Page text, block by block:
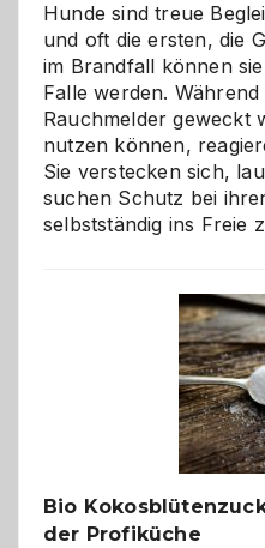
Hunde sind treue
und oft die ersten, die
im Brandfall können
Falle werden.
Rauchmelder geweckt
nutzen können,
Sie verstecken sich,
suchen Schutz bei
selbstständig ins Freie
Bio
der Profiküche